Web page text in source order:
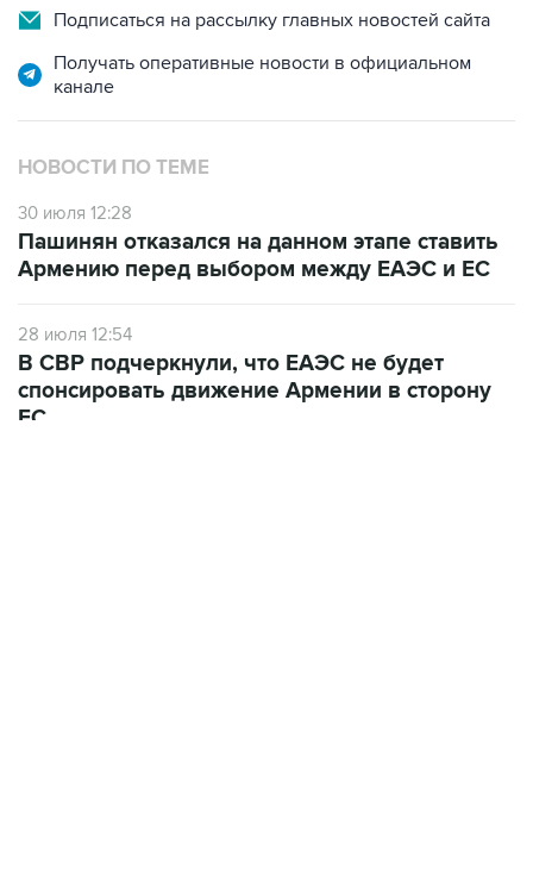
Получать оперативные новости в официальном
НОВОСТИ ПО ТЕМЕ
30 июля 12:28
Армению перед выбором между ЕАЭС и ЕС
28 июля 12:54
спонсировать движение Армении в сторону
ЕС